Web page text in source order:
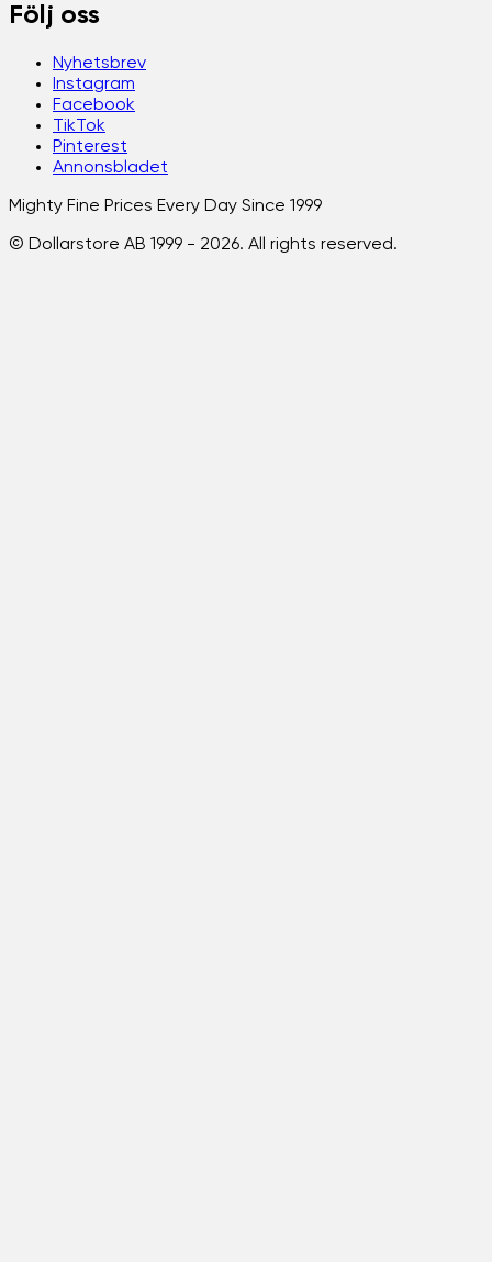
Följ oss
Nyhetsbrev
Instagram
Facebook
TikTok
Pinterest
Annonsbladet
Mighty Fine Prices Every Day Since 1999
© Dollarstore AB 1999 - 2026. All rights reserved.